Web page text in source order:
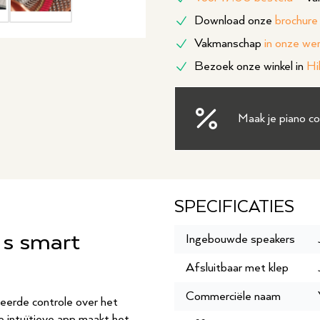
Download onze brochure
Vakmanschap in onze
Bezoek onze winkel in
Maak je piano
smart
controle over het
SPECIFICATIES
Ingebouwde speakers
Afsluitbaar met klep
Commerciële naam